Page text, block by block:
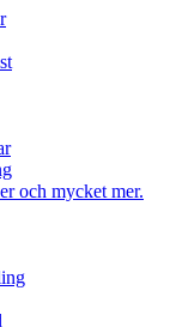
och mycket mer.